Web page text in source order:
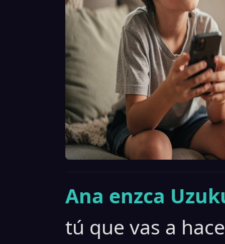
Ana enzca
tú que vas a